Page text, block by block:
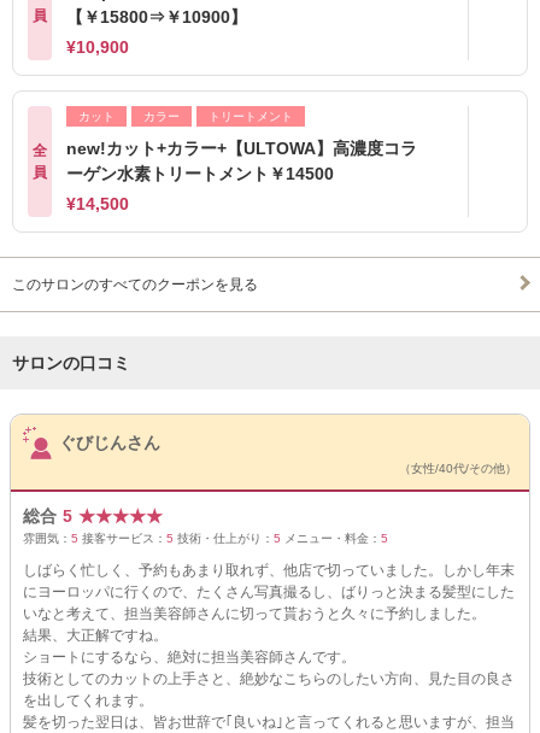
員
【￥15800⇒￥10900】
¥10,900
全
員
カット カラー トリートメント
new!カット+カラー+【ULTOWA】高濃度コラ
ーゲン水素トリートメント￥14500
¥14,500
このサロンのすべてのクーポンを見る
サロンの口コミ
サロンPick Up
ぐびじんさん
（女性/40代/その他）
総合 5 ★★★★★
雰囲気： 5 接客サービス： 5 技術・仕上がり： 5 メニュー・料金： 5
しばらく忙しく、予約もあまり取れず、他店で切っていました。しかし年末
にヨーロッパに行くので、たくさん写真撮るし、ばりっと決まる髪型にした
いなと考えて、担当美容師さんに切って貰おうと久々に予約しました。
結果、大正解ですね。
ショートにするなら、絶対に担当美容師さんです。
技術としてのカットの上手さと、絶妙なこちらのしたい方向、見た目の良さ
を出してくれます。
髪を切った翌日は、皆お世辞で｢良いね｣と言ってくれると思いますが、担当